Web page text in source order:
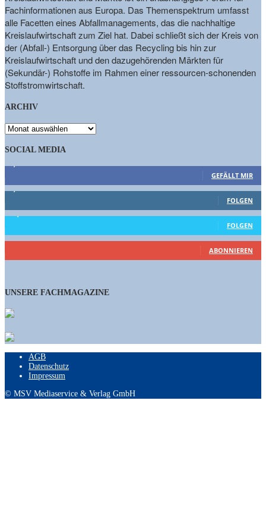
Fachinformationen aus Europa. Das Themenspektrum umfasst
alle Facetten eines Abfallmanagements, das die nachhaltige
Kreislaufwirtschaft zum Ziel hat. Dabei schließt sich der Kreis von
der (Abfall-) Entsorgung über das Recycling bis hin zur
Kreislaufwirtschaft und den dazugehörenden Märkten für
(Sekundär-) Rohstoffe im Rahmen einer ressourcen-schonenden
Stoffstromwirtschaft.
ARCHIV
ARCHIV
SOCIAL MEDIA
GEFÄLLT MIR
1,662 Follower
FOLGEN
15,658 Follower
FOLGEN
460 Abonnenten
ABONNIEREN
UNSERE FACHMAGAZINE
AGB
Datenschutz
Impressum
© MSV Mediaservice & Verlag GmbH